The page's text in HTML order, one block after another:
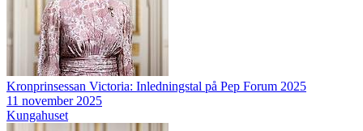
Kronprinsessan Victoria: Inledningstal på Pep Forum 2025
11 november 2025
Kungahuset